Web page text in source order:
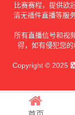
比赛赛程，提供欧
清无插件直播等服
所有直播信号和视
得，如有侵犯您
Copyright © 2025